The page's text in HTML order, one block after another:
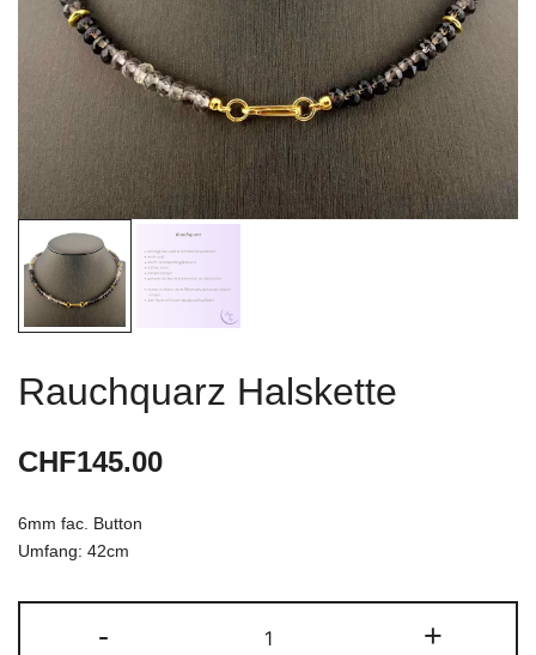
Rauchquarz Halskette
CHF145.00
6mm fac. Button
Umfang: 42cm
-
Halskette
+